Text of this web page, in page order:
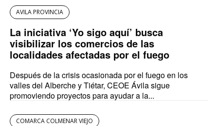
AVILA PROVINCIA
La iniciativa ‘Yo sigo aquí’ busca
visibilizar los comercios de las
localidades afectadas por el fuego
Después de la crisis ocasionada por el fuego en los
valles del Alberche y Tiétar, CEOE Ávila sigue
promoviendo proyectos para ayudar a la...
COMARCA COLMENAR VIEJO